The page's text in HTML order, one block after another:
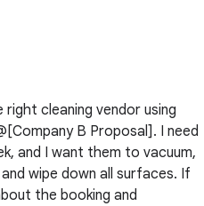
cleaning vendor using
B Proposal]. I need
and I want them to vacuum,
wipe down all surfaces. If
the booking and